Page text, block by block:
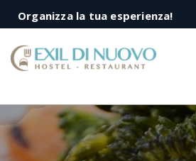
Organizza la tua esperienza!